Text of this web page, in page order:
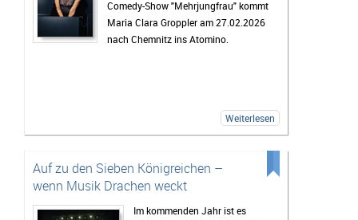
Comedy-Show "Mehrjungfrau" kommt
Maria Clara Groppler am 27.02.2026
nach Chemnitz ins Atomino.
Weiterlesen
Auf zu den Sieben Königreichen –
wenn Musik Drachen weckt
Im kommenden Jahr ist es